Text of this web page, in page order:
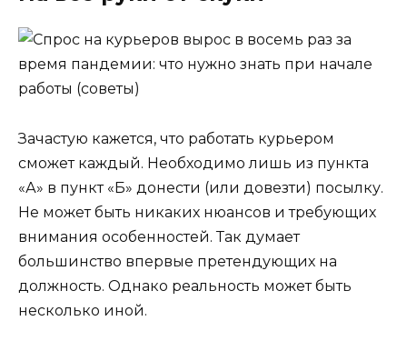
Зачастую кажется, что работать курьером
сможет каждый. Необходимо лишь из пункта
«А» в пункт «Б» донести (или довезти) посылку.
Не может быть никаких нюансов и требующих
внимания особенностей. Так думает
большинство впервые претендующих на
должность. Однако реальность может быть
несколько иной.